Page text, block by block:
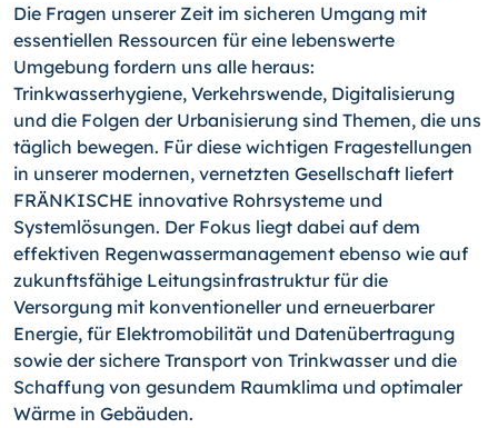
Die Fragen unserer Zeit im sicheren Umgang mit
essentiellen Ressourcen für eine lebenswerte
Umgebung fordern uns alle heraus:
Trinkwasserhygiene, Verkehrswende, Digitalisierung
und die Folgen der Urbanisierung sind Themen, die uns
täglich bewegen. Für diese wichtigen Fragestellungen
in unserer modernen, vernetzten Gesellschaft liefert
FRÄNKISCHE innovative Rohrsysteme und
Systemlösungen. Der Fokus liegt dabei auf dem
effektiven Regenwassermanagement ebenso wie auf
zukunftsfähige Leitungsinfrastruktur für die
Versorgung mit konventioneller und erneuerbarer
Energie, für Elektromobilität und Datenübertragung
sowie der sichere Transport von Trinkwasser und die
Schaffung von gesundem Raumklima und optimaler
Wärme in Gebäuden.